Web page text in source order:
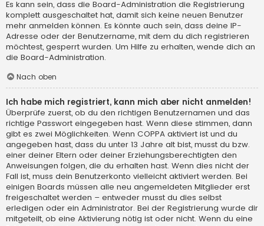
Es kann sein, dass die Board-Administration die Registrierung
komplett ausgeschaltet hat, damit sich keine neuen Benutzer
mehr anmelden können. Es könnte auch sein, dass deine IP-
Adresse oder der Benutzername, mit dem du dich registrieren
möchtest, gesperrt wurden. Um Hilfe zu erhalten, wende dich an
die Board-Administration.
Nach oben
Ich habe mich registriert, kann mich aber nicht anmelden!
Überprüfe zuerst, ob du den richtigen Benutzernamen und das
richtige Passwort eingegeben hast. Wenn diese stimmen, dann
gibt es zwei Möglichkeiten. Wenn COPPA aktiviert ist und du
angegeben hast, dass du unter 13 Jahre alt bist, musst du bzw.
einer deiner Eltern oder deiner Erziehungsberechtigten den
Anweisungen folgen, die du erhalten hast. Wenn dies nicht der
Fall ist, muss dein Benutzerkonto vielleicht aktiviert werden. Bei
einigen Boards müssen alle neu angemeldeten Mitglieder erst
freigeschaltet werden – entweder musst du dies selbst
erledigen oder ein Administrator. Bei der Registrierung wurde dir
mitgeteilt, ob eine Aktivierung nötig ist oder nicht. Wenn du eine